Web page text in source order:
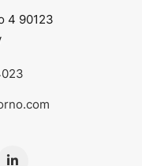
4 90123